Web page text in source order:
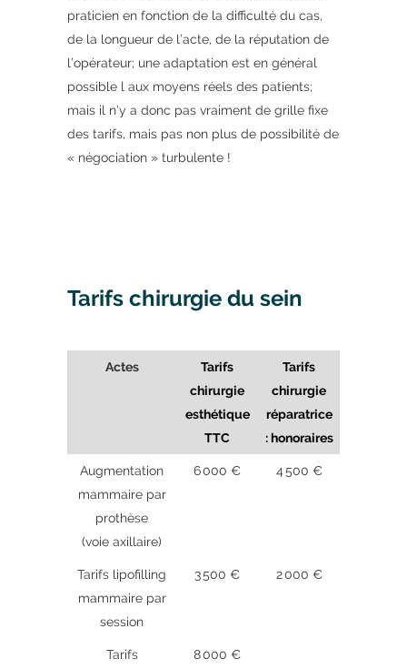
praticien en fonction de la difficulté du cas,
de la longueur de l’acte, de la réputation de
l’opérateur; une adaptation est en général
possible l aux moyens réels des patients;
mais il n’y a donc pas vraiment de grille fixe
des tarifs, mais pas non plus de possibilité de
« négociation » turbulente !
Tarifs chirurgie du sein
Actes
Tarifs
chirurgie
esthétique
TTC
Tarifs
chirurgie
réparatrice
: honoraires
Augmentation
mammaire par
prothèse
(voie axillaire)
6 000 € 4 500 €
Tarifs lipofilling
mammaire par
session
3 500 € 2 000 €
Tarifs
8 000 €